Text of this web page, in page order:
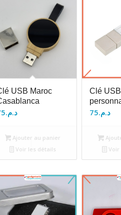
USB Maroc
د.م.
Ajouter au panier
Voir les détails
Clé USB
د.م.75
Voir